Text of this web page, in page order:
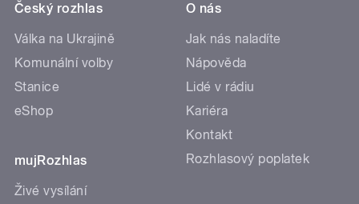
Český rozhlas
Válka na Ukrajině
Komunální volby
Stanice
eShop
mujRozhlas
Živé vysílání
O nás
Jak nás naladíte
Nápověda
Lidé v rádiu
Kariéra
Kontakt
Rozhlasový poplatek